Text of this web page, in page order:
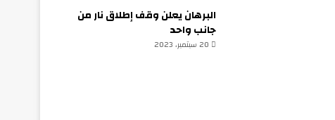
البرهان يعلن وقف إطلاق نار من
جانب واحد
20 سبتمبر، 2023